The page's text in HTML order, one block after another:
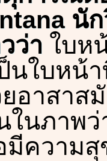
นั
ว่า ใบห
นใบหน้
อาสาส
ในภาพ
มีความ